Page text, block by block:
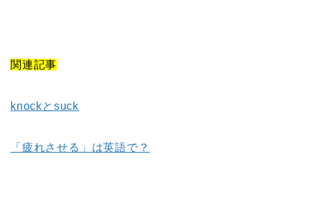
関連記事
knockとsuck
「疲れさせる」は英語で？